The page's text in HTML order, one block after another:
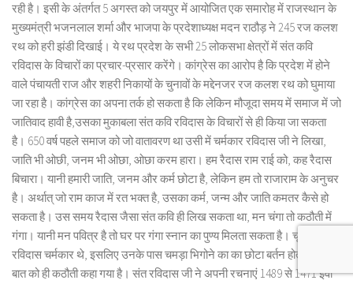
रही है। इसी के अंतर्गत 5 अगस्त को जयपुर में आयोजित एक समारोह में राजस्थान के
मुख्यमंत्री भजनलाल शर्मा और भाजपा के प्रदेशाध्यक्ष मदन राठौड़ ने 245 रज कलश
रथ को हरी झंडी दिखाई। ये रथ प्रदेश के सभी 25 लोकसभा क्षेत्रों में संत कवि
रविदास के विचारों का प्रचार-प्रसार करेंगे। कांग्रेस का आरोप है कि प्रदेश में होने
वाले पंचायती राज और शहरी निकायों के चुनावों के मद्देनजर रज कलश रथ को घुमाया
जा रहा है। कांग्रेस का अपना तर्क हो सकता है कि लेकिन मौजूदा समय में समाज में जो
जातिवाद हावी है,उसका मुकाबला संत कवि रविदास के विचारों से ही किया जा सकता
है। 650 वर्ष पहले समाज को जो वातावरण था उसी में चर्मकार रविदास जी ने लिखा,
जाति भी ओछी, जनम भी ओछा, ओछा करम हारा। हम रैदास राम राई को, कह रैदास
बिचारा। यानी हमारी जाति, जनम और कर्म छोटा है, लेकिन हम तो राजाराम के अनुचर
है। अर्थात् जो राम काज में रत भक्त है, उसका कर्म, जन्म और जाति कमतर कैसे हो
सकता है। उस समय रैदास जैसा संत कवि ही लिख सकता था, मन चंगा तो कठौती में
गंगा। यानी मन पवित्र है तो घर पर गंगा स्नान का पुण्य मिलता सकता है। चूंकि
रविदास चर्मकार थे, इसलिए उनके पास चमड़ा भिगोने का का छोटा बर्तन होता था। इस
बात को ही कठौती कहा गया है। संत रविदास जी ने अपनी रचनाएं 1489 से 1471 ईवी